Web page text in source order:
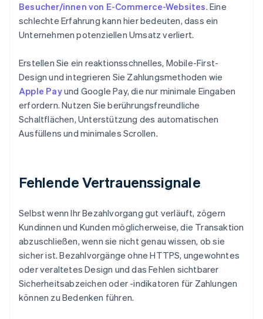
Besucher/innen von E-Commerce-Websites. Eine
schlechte Erfahrung kann hier bedeuten, dass ein
Unternehmen potenziellen Umsatz verliert.
Erstellen Sie ein reaktionsschnelles, Mobile-First-
Design und integrieren Sie Zahlungsmethoden wie
Apple Payund Google Pay, die nur minimale Eingaben
erfordern. Nutzen Sie berührungsfreundliche
Schaltflächen, Unterstützung des automatischen
Ausfüllens und minimales Scrollen.
Fehlende Vertrauenssignale
Selbst wenn Ihr Bezahlvorgang gut verläuft, zögern
Kundinnen und Kunden möglicherweise, die Transaktion
abzuschließen, wenn sie nicht genau wissen, ob sie
sicher ist. Bezahlvorgänge ohne HTTPS, ungewohntes
oder veraltetes Design und das Fehlen sichtbarer
Sicherheitsabzeichen oder -indikatoren für Zahlungen
können zu Bedenken führen.